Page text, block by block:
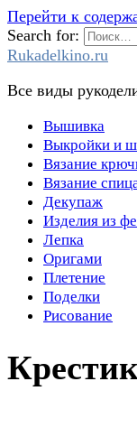
Перейти к
Search for:
Rukadelkino.ru
Все виды
Вышивка
Выкройки и
Вязание
Вязание
Декупаж
Изделия из
Лепка
Оригами
Плетение
Поделки
Рисование